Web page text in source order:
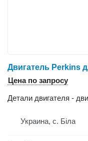
Цена по запросу
Детали двигателя -
Украина, с. Біла